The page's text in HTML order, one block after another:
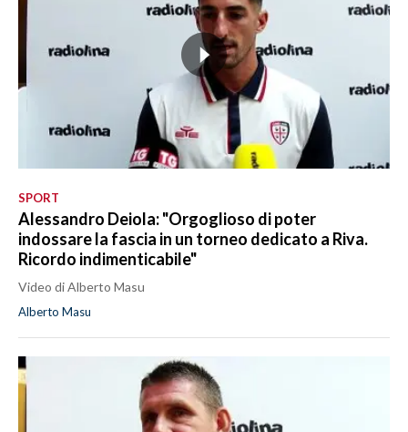
SPORT
Alessandro Deiola: "Orgoglioso di poter
indossare la fascia in un torneo dedicato a Riva.
Ricordo indimenticabile"
Video di Alberto Masu
Alberto Masu